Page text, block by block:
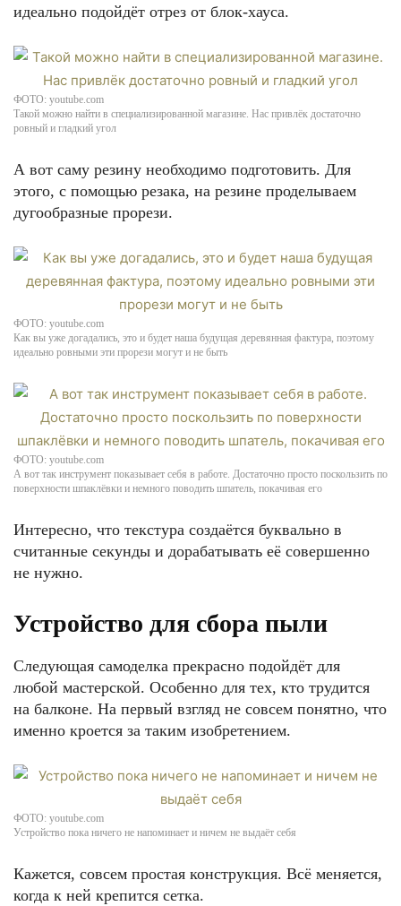
идеально подойдёт отрез от блок-хауса.
ФОТО: youtube.com
Такой можно найти в специализированной магазине. Нас привлёк достаточно
ровный и гладкий угол
А вот саму резину необходимо подготовить. Для
этого, с помощью резака, на резине проделываем
дугообразные прорези.
ФОТО: youtube.com
Как вы уже догадались, это и будет наша будущая деревянная фактура, поэтому
идеально ровными эти прорези могут и не быть
ФОТО: youtube.com
А вот так инструмент показывает себя в работе. Достаточно просто поскользить по
поверхности шпаклёвки и немного поводить шпатель, покачивая его
Интересно, что текстура создаётся буквально в
считанные секунды и дорабатывать её совершенно
не нужно.
Устройство для сбора пыли
Следующая самоделка прекрасно подойдёт для
любой мастерской. Особенно для тех, кто трудится
на балконе. На первый взгляд не совсем понятно, что
именно кроется за таким изобретением.
ФОТО: youtube.com
Устройство пока ничего не напоминает и ничем не выдаёт себя
Кажется, совсем простая конструкция. Всё меняется,
когда к ней крепится сетка.